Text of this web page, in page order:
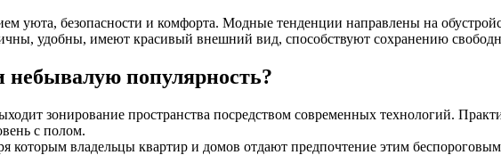
уюта, безопасности и комфорта. Модные тенденции направлены на
удобны, имеют красивый внешний вид, способствуют сохранению
популярность?
зонирование пространства посредством современных технологий.
с полом.
которым владельцы квартир и домов отдают предпочтение этим